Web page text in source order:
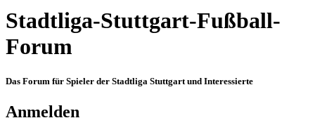
Stadtliga-Stuttgart-Fußball-
Forum
Das Forum für Spieler der Stadtliga Stuttgart und Interessierte
Anmelden